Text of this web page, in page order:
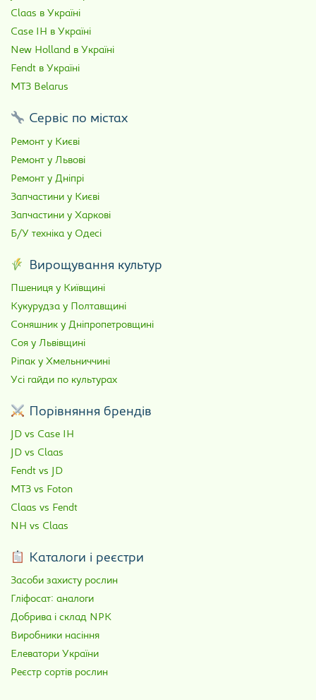
Claas в Україні
Case IH в Україні
New Holland в Україні
Fendt в Україні
МТЗ Belarus
Сервіс по містах
Ремонт у Києві
Ремонт у Львові
Ремонт у Дніпрі
Запчастини у Києві
Запчастини у Харкові
Б/У техніка у Одесі
Вирощування культур
Пшениця у Київщині
Кукурудза у Полтавщині
Соняшник у Дніпропетровщині
Соя у Львівщині
Ріпак у Хмельниччині
Усі гайди по культурах
Порівняння брендів
JD vs Case IH
JD vs Claas
Fendt vs JD
МТЗ vs Foton
Claas vs Fendt
NH vs Claas
Каталоги і реєстри
Засоби захисту рослин
Гліфосат: аналоги
Добрива і склад NPK
Виробники насіння
Елеватори України
Реєстр сортів рослин